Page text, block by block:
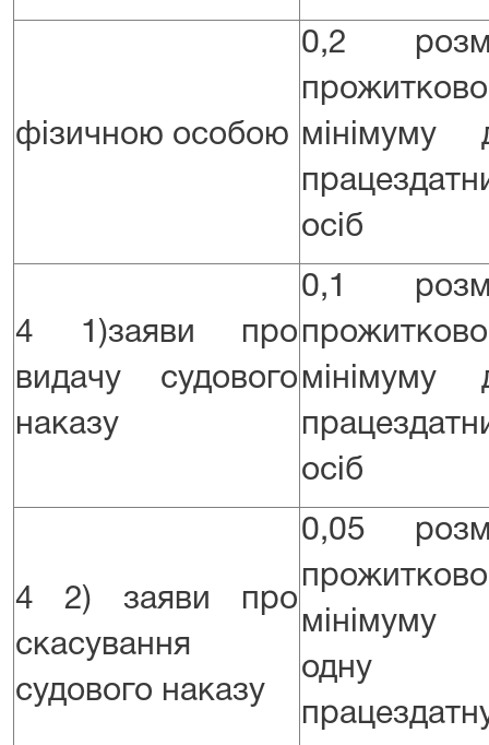
фізичною особою
0,2
мінімуму
осіб
4 1)заяви про
видачу судового
наказу
0,1
мінімуму
осіб
4 2) заяви про
скасування
судового наказу
0,05
мінімуму
одну